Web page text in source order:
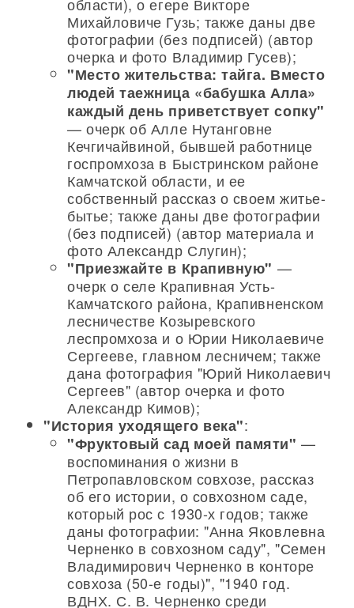
Михайловиче Гузь; также даны две
фотографии (без подписей) (автор
очерка и фото Владимир Гусев);
"Место жительства: тайга. Вместо
людей таежница «бабушка Алла»
каждый день приветствует сопку"
— очерк об Алле Нутанговне
Кечгичайвиной, бывшей работнице
госпромхоза в Быстринском районе
Камчатской области, и ее
собственный рассказ о своем житье-
бытье; также даны две фотографии
(без подписей) (автор материала и
фото Александр Слугин);
"Приезжайте в Крапивную" —
очерк о селе Крапивная Усть-
Камчатского района, Крапивненском
лесничестве Козыревского
леспромхоза и о Юрии Николаевиче
Сергееве, главном лесничем; также
дана фотография "Юрий Николаевич
Сергеев" (автор очерка и фото
Александр Кимов);
"История уходящего века":
"Фруктовый сад моей памяти" —
воспоминания о жизни в
Петропавловском совхозе, рассказ
об его истории, о совхозном саде,
который рос с 1930-х годов; также
даны фотографии: "Анна Яковлевна
Черненко в совхозном саду", "Семен
Владимирович Черненко в конторе
совхоза (50-е годы)", "1940 год.
ВДНХ. С. В. Черненко среди